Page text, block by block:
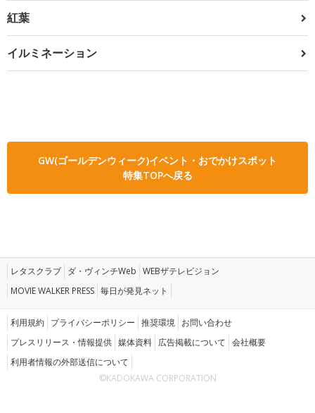
紅葉
イルミネーション
GW(ゴールデンウィーク)イベント・おでかけスポット
特集TOPへ戻る
レタスクラブ ダ・ヴィンチWeb WEBザテレビジョン
MOVIE WALKER PRESS 毎日が発見ネット
利用規約 プライバシーポリシー 推奨環境 お問い合わせ
プレスリリース・情報提供 媒体資料 広告掲載について 会社概要
利用者情報の外部送信について
©KADOKAWA CORPORATION